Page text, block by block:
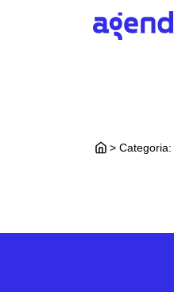
> Categoria: